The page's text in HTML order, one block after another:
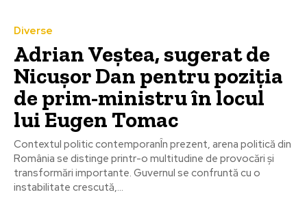
Diverse
Adrian Veștea, sugerat de
Nicușor Dan pentru poziția
de prim-ministru în locul
lui Eugen Tomac
Contextul politic contemporanÎn prezent, arena politică din
România se distinge printr-o multitudine de provocări și
transformări importante. Guvernul se confruntă cu o
instabilitate crescută,...